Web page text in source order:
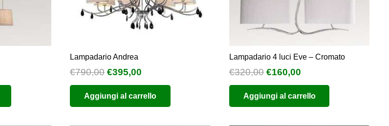
Lampadario Andrea
€790,00 Il
prezzo
originale
era:
€395,00
prezzo
attuale
è:
Aggiungi al carrello
Lampadario 4 luci Eve – Cromato
€320,00 Il
prezzo
originale
era:
€160,00Il
prezzo
attuale
è:
Aggiungi al carrello